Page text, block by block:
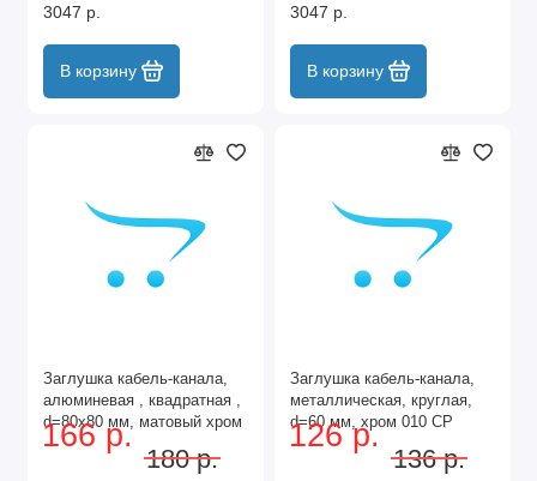
3047 р.
В корзину
3047 р.
В корзину
Заглушка кабель-канала,
алюминевая , квадратная ,
d=80х80 мм, матовый хром
013 MC
166 р.
180 р.
Заглушка кабель-канала,
металлическая, круглая,
d=60 мм, хром 010 CP
126 р.
136 р.